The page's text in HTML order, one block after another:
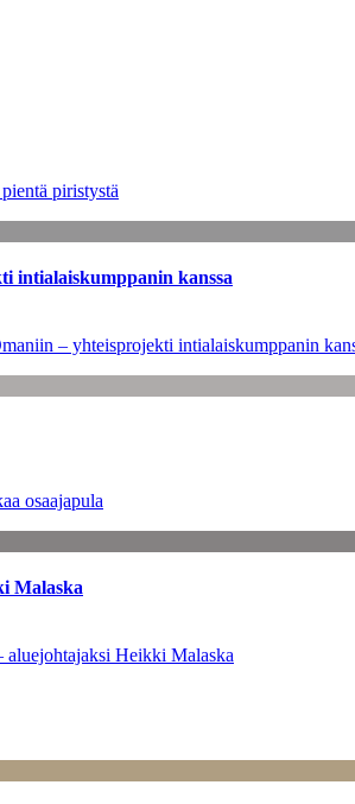
piristystä
intialaiskumppanin kanssa
– yhteisprojekti intialaiskumppanin
osaajapula
Malaska
aluejohtajaksi Heikki Malaska